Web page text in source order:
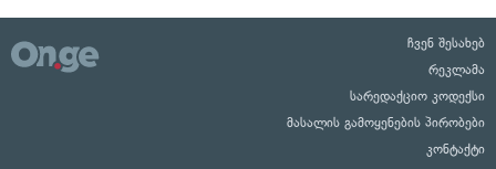
ჩვენ შესახებ
რეკლამა
სარედაქციო კოდექსი
მასალის გამოყენების პირობები
კონტაქტი